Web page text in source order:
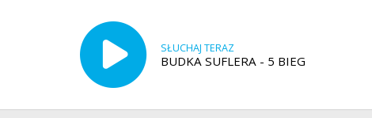
SŁUCHAJ TERAZ
BUDKA SUFLERA - 5 BIEG